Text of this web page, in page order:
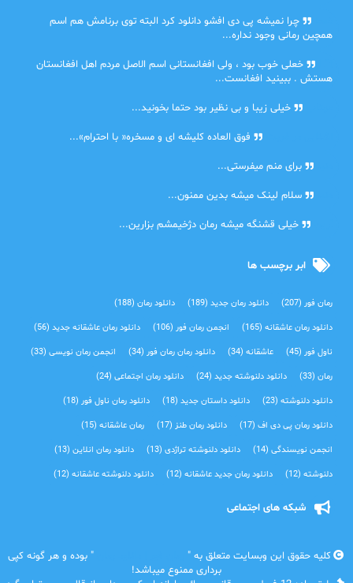
چرا نمیشه پی دی افشو دانلود کرد البته توی برنامش هم اسم
همچین رمانی وجود نداره...
خعلی خوب بود ، ولی افغانستانی اسم الاصل مردم اهل افغانستان
هستش . ببینید افغانست...
خیلی زیبا و بی نظیر بود حتما بخونید...
فوق العاده کلیشه ای و مسخره« با احترام»...
برای منم میفرستی...
سلام لینک میشه بدین ممنون...
خیلی قشنگه میشه رمان دژخیمشم بزارین...
ابر برچسب ها
رمان فور(207) دانلود رمان جدید(189) دانلود رمان(188)
دانلود رمان عاشقانه(165) انجمن رمان فور(106) دانلود رمان عاشقانه جدید(56)
ناول فور(45) عاشقانه(34) دانلود رمان رمان فور(34) انجمن رمان نویسی(33)
رمان(33) دانلود دلنوشته جدید(24) دانلود رمان اجتماعی‌(24)
دانلود دلنوشته(23) دانلود داستان جدید(18) دانلود رمان ناول فور(18)
دانلود رمان پی دی اف(17) دانلود رمان طنز(17) رمان عاشقانه(15)
انجمن نویسندگی(14) دانلود دلنوشته تراژدی‌(13) دانلود رمان انلاین(13)
دلنوشته(12) دانلود رمان جدید عاشقانه(12) دانلود دلنوشته عاشقانه(12)
شبکه های اجتماعی
کلیه حقوق این وبسایت متعلق به "
" بوده و هر گونه کپی
برداری ممنوع میباشد!